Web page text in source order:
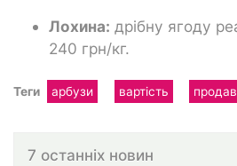
Лохина: дрібну ягоду
240 грн/кг.
Теги арбузи вартість
7 останніх новин